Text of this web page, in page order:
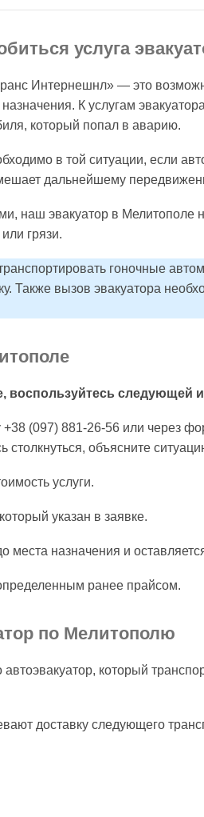
услуга
Интернешнл» — это
К услугам
который попал в аварию.
в той ситуации, если
дальнейшему
наш эвакуатор в Мелитополе
грязи.
гоночные
Также вызов эвакуатора
воспользуйтесь следующей
+38 (097) 881-26-56 или через
объясните
услуги.
указан в заявке.
места назначения и
ранее прайсом.
по Мелитополю
который
доставку следующего